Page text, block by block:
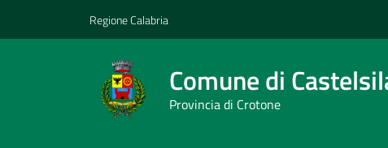
Regione Calabria
Comune di
Provincia di Crotone